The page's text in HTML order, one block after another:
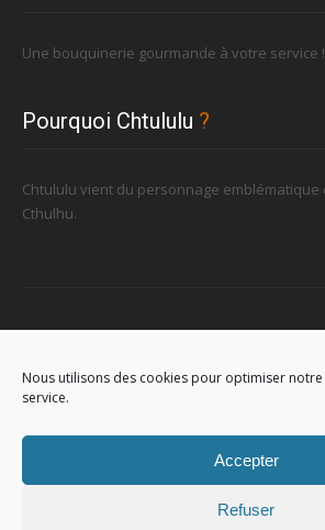
Nous utilisons des cookies pour optimiser
service.
Accepter
Refuser
Une bouquinerie gourmande à votre service !
Pourquoi Chtululu ?
Chtululu vient du personnage emblématique
Cthulhu.